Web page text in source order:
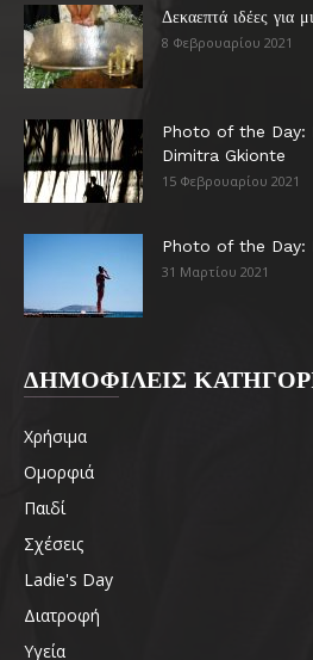
Δεκαεπτά ιδέες για
8 Φεβρουαρίου 2021
Photo of the Day:
Dimitra Gkionte
15 Φεβρουαρίου 2021
Photo of the Day:
31 Μαρτίου 2021
ΔΗΜΟΦΙΛΕΙΣ
Χρήσιμα
Ομορφιά
Παιδί
Σχέσεις
Ladie's Day
Διατροφή
Υγεία